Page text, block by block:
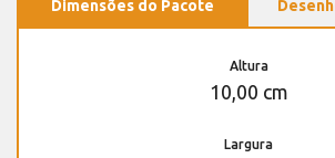
Dimensões do Pacote
Altura
10,00 cm
Largura